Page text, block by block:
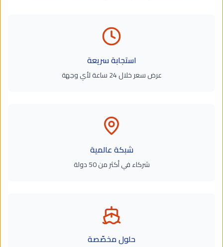
استجابة سريعة
عرض سعر خلال 24 ساعة لأي وجهة
شبكة عالمية
شركاء في أكثر من 50 دولة
حلول مخصّصة